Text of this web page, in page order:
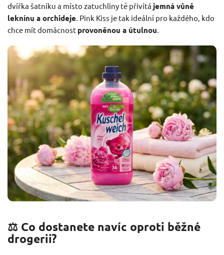
dvířka šatníku a místo zatuchliny tě přivítá jemná vůně
leknínu a orchideje. Pink Kiss je tak ideální pro každého, kdo
chce mít domácnost provoněnou a útulnou.
⚖️ Co dostanete navíc oproti běžné
drogerii?